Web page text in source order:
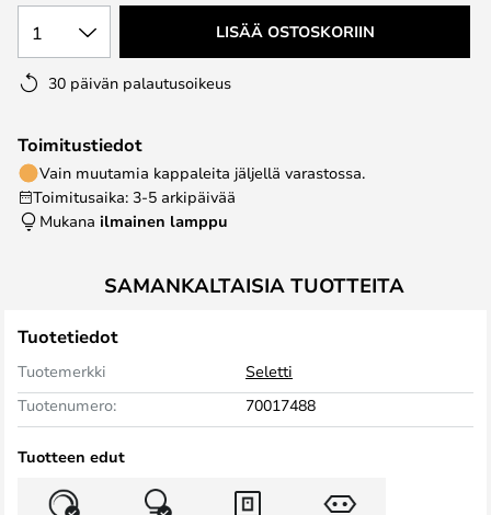
1 LISÄÄ OSTOSKORIIN
30 päivän palautusoikeus
Toimitustiedot
Vain muutamia kappaleita jäljellä varastossa.
Toimitusaika: 3-5 arkipäivää
Mukana ilmainen lamppu
SAMANKALTAISIA TUOTTEITA
Tuotetiedot
Tuotemerkki
Seletti
Tuotenumero:
70017488
Tuotteen edut